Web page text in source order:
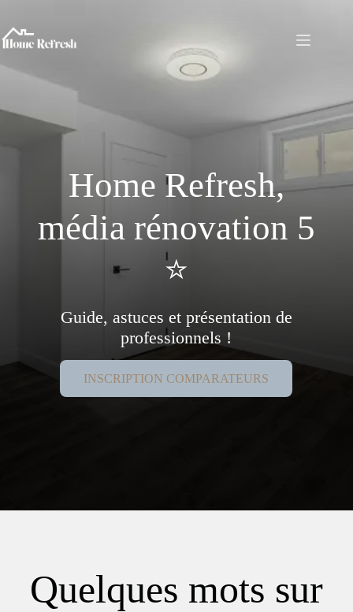
contenu
Home Refresh,
média rénovation 5
⭐️
Guide, astuces et présentation de
professionnels !
INSCRIPTION COMPARATEURS
Quelques mots sur